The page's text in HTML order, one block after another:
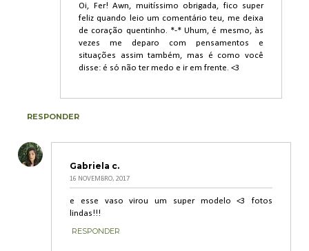
Oi, Fer! Awn, muitíssimo obrigada, fico super
feliz quando leio um comentário teu, me deixa
de coração quentinho. *-* Uhum, é mesmo, às
vezes me deparo com pensamentos e
situações assim também, mas é como você
disse: é só não ter medo e ir em frente. <3
RESPONDER
Gabriela c.
16 NOVEMBRO, 2017
e esse vaso virou um super modelo <3 fotos
lindas!!!
RESPONDER